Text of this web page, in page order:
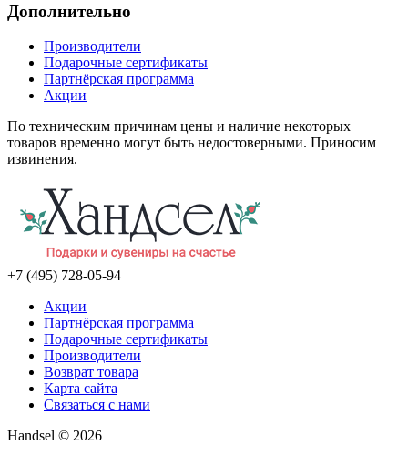
Дополнительно
Производители
Подарочные сертификаты
Партнёрская программа
Акции
По техническим причинам цены и наличие некоторых
товаров временно могут быть недостоверными. Приносим
извинения.
+7 (495) 728-05-94
Акции
Партнёрская программа
Подарочные сертификаты
Производители
Возврат товара
Карта сайта
Связаться с нами
Handsel © 2026